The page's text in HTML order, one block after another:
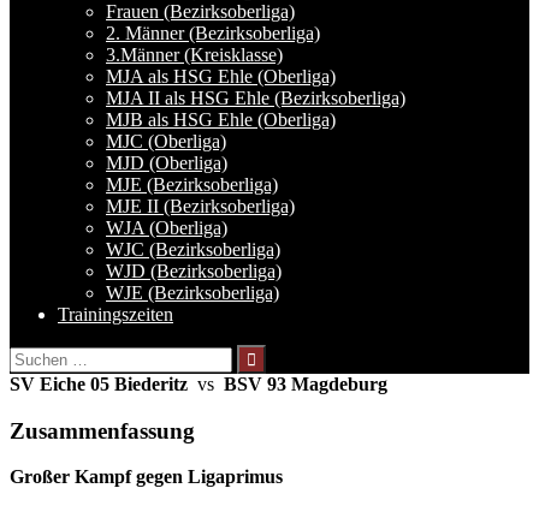
Frauen (Bezirksoberliga)
2. Männer (Bezirksoberliga)
3.Männer (Kreisklasse)
MJA als HSG Ehle (Oberliga)
MJA II als HSG Ehle (Bezirksoberliga)
MJB als HSG Ehle (Oberliga)
MJC (Oberliga)
MJD (Oberliga)
MJE (Bezirksoberliga)
MJE II (Bezirksoberliga)
WJA (Oberliga)
WJC (Bezirksoberliga)
WJD (Bezirksoberliga)
WJE (Bezirksoberliga)
Trainingszeiten
Suchen
nach:
SV Eiche 05 Biederitz vs BSV 93 Magdeburg
Zusammenfassung
Großer Kampf gegen Ligaprimus